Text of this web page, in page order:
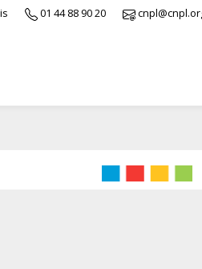
01 44 88 90 20